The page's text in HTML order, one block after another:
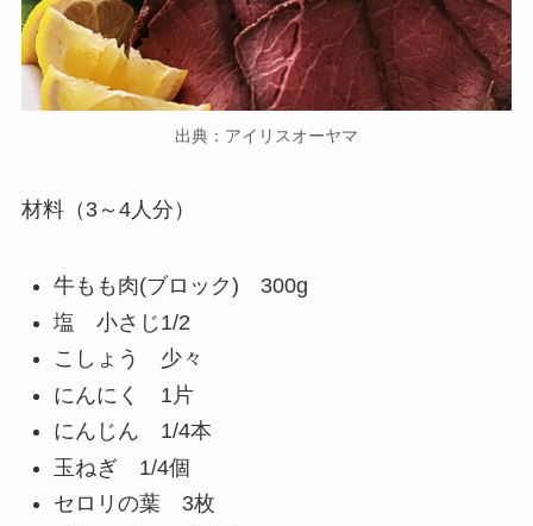
出典：アイリスオーヤマ
材料（3～4人分）
牛もも肉(ブロック) 300g
塩 小さじ1/2
こしょう 少々
にんにく 1片
にんじん 1/4本
玉ねぎ 1/4個
セロリの葉 3枚